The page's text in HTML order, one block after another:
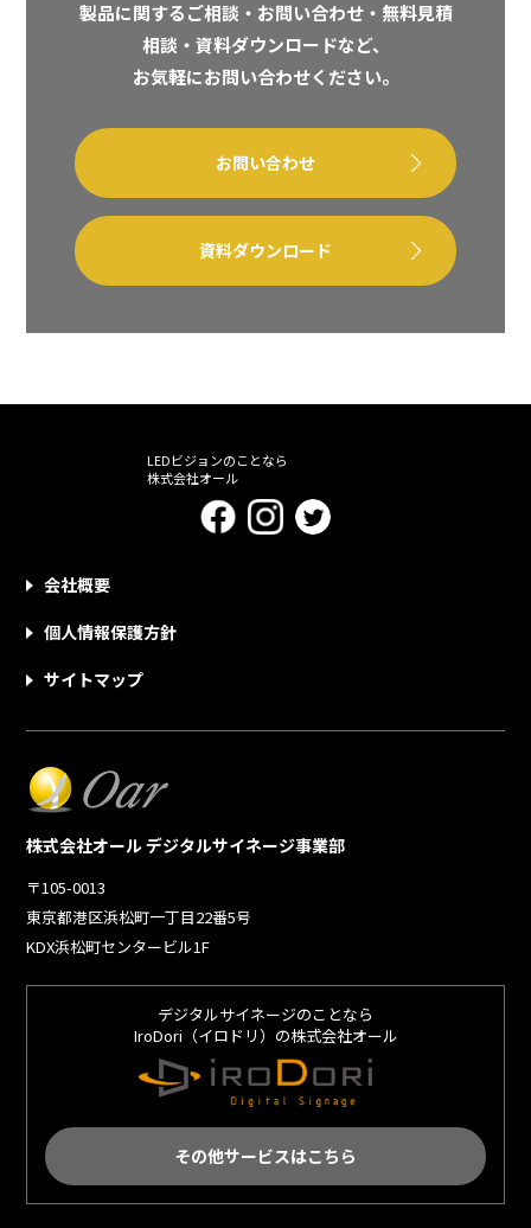
製品に関するご相談・お問い合わせ・無料見積
相談・資料ダウンロードなど、
お気軽にお問い合わせください。
お問い合わせ
資料ダウンロード
LEDビジョンのことなら
株式会社オール
会社概要
個人情報保護方針
サイトマップ
株式会社オール デジタルサイネージ事業部
〒105-0013
東京都港区浜松町一丁目22番5号
KDX浜松町センタービル1F
デジタルサイネージのことなら
IroDori（イロドリ）の株式会社オール
その他サービスはこちら